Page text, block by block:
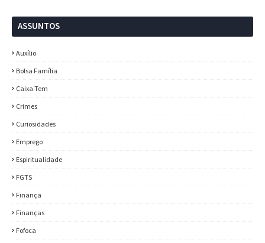
ASSUNTOS
Auxílio
Bolsa Família
Caixa Tem
Crimes
Curiosidades
Emprego
Espiritualidade
FGTS
Finança
Finanças
Fofoca